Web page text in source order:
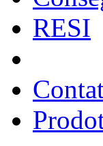
RESI